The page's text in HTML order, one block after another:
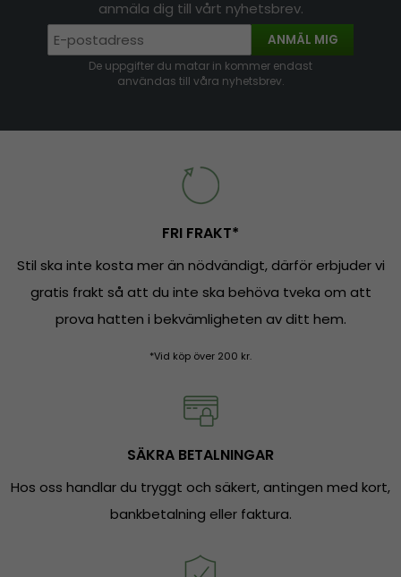
anmäla dig till vårt nyhetsbrev.
ANMÄL MIG
De uppgifter du matar in kommer endast
användas till våra nyhetsbrev.
FRI FRAKT*
Stil ska inte kosta mer än nödvändigt, därför erbjuder vi
gratis frakt så att du inte ska behöva tveka om att
prova hatten i bekvämligheten av ditt hem.
*Vid köp över 200 kr.
SÄKRA BETALNINGAR
Hos oss handlar du tryggt och säkert, antingen med kort,
bankbetalning eller faktura.